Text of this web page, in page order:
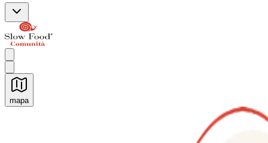
mapa
Experiencias culinarias inolvidables: Experiencias